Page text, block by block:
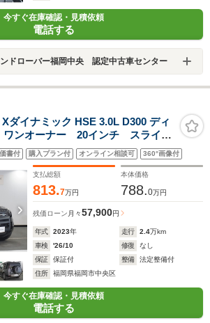
今すぐ在庫確認・見積依頼
電話する
ドローバー福岡中央 認定中古車センター
イナミック HSE 3.0L D300 ディ
ワンオーナー 20インチ スライデ
ルーフ エアサスペンション ワイ
ジング Meridianサウンドシステ
ーター&クーラー ブラックコント
書付 購入プラン付 オンライン相談可 360°画像付
支払総額
813.7万円
本体価格
788.0万円
残価ローン 月々57,900円
年式 2023年 走行 2.4万km
車検
'26/10 修復
なし
保証
保証付 整備
法定整備付
住所
福岡県福岡市中央区
今すぐ在庫確認・見積依頼
電話する